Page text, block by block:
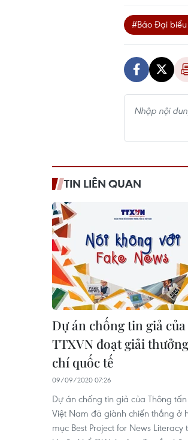
#Báo Đại
TIN LIÊN QUAN
Dự án chống tin giả của
TTXVN đoạt giải
chí quốc tế
09/09/2020 07:26
Dự án chống tin giả của Thông
Việt Nam đã giành chiến thắng ở
mục Best Project for News Literacy